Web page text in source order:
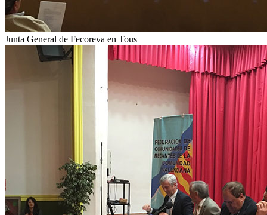
Junta General de Fecoreva en Tous